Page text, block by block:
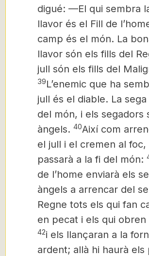
digué: —El qui sembra
llavor és el Fill de
camp és el món. La
llavor són els fills del
jull són els fills del
39L’enemic que ha
jull és el diable. La
del món, i els segadors
àngels. 40Així com
el jull i el cremen al foc,
passarà a la fi del món:
de l’home enviarà els
àngels a arrencar del
Regne tots els qui fan
en pecat i els qui obren
42i els llançaran a la
ardent; allà hi haurà els